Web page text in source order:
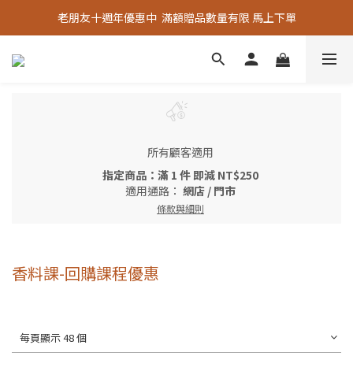
老朋友十週年優惠中  滿額贈品數量有限 馬上下單
老朋友十週年優惠中  滿額贈品數量有限 馬上下單
『嚴選好物』專區上線，優質選品歡迎選購！
所有顧客適用
指定商品：滿 1 件 即減 NT$250
適用通路： 網店 / 門市
條款與細則
香料課-回購課程優惠
每頁顯示 48 個